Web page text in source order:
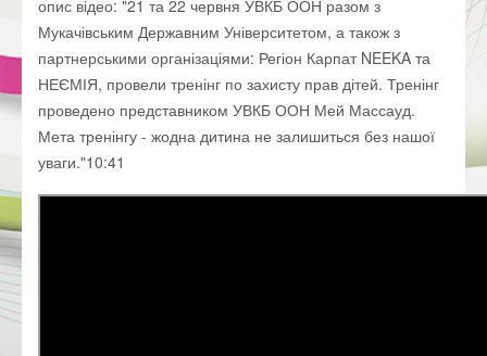
опис відео: "21 та 22 червня УВКБ ООН разом з
Мукачівським Державним Університетом, а також з
партнерськими організаціями: Регіон Карпат NEEKA та
НЕЄМІЯ, провели тренінг по захисту прав дітей. Тренінг
проведено представником УВКБ ООН Мей Массауд.
Мета тренінгу - жодна дитина не залишиться без нашої
уваги."10:41